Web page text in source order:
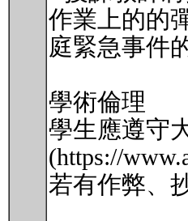
作業上的的
庭緊急事件
學術倫理
學生應遵守
(https://
若有作弊、